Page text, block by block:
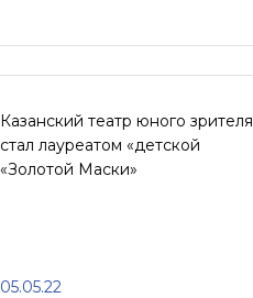
Казанский театр юного зрителя
стал лауреатом «детской
«Золотой Маски»
05.05.22